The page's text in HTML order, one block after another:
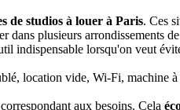
de studios à louer à Paris. Ces
dans plusieurs arrondissements
indispensable lorsqu'on veut
location vide, Wi-Fi, machine à
aux besoins. Cela